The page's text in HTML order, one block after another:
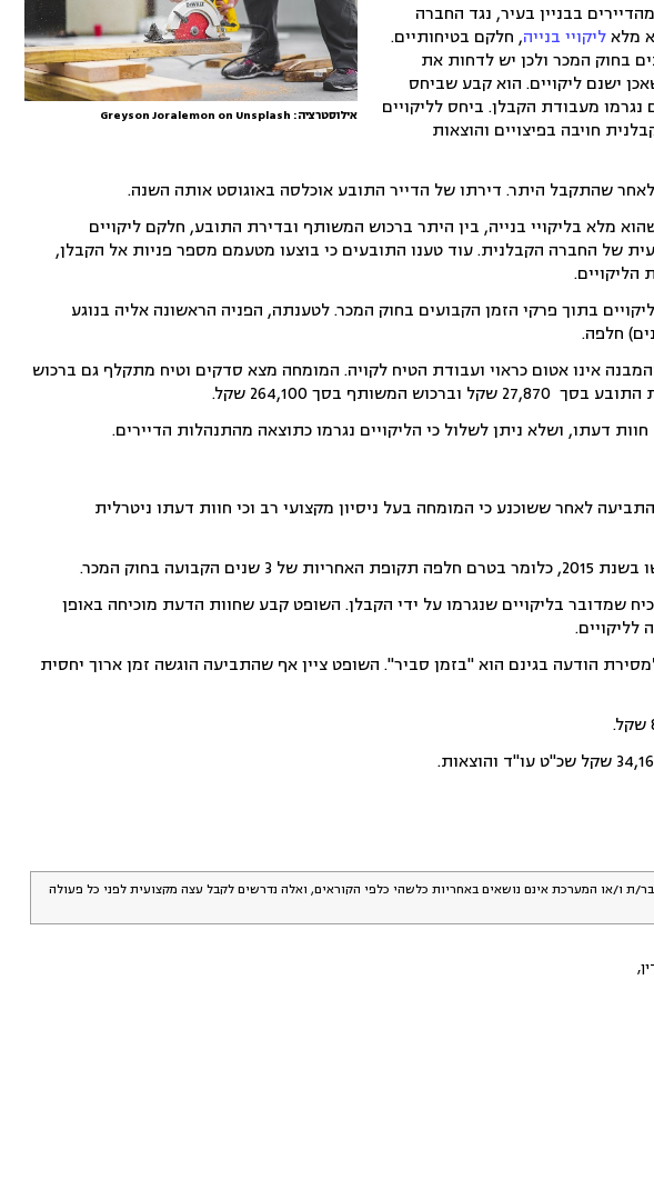
אילוסטרציה: Greyson Joralemon on Unsplash
בבניין בעיר, נגד החברה
מלאליקויי בנייה, חלקם בטיחותיים.
בחוק המכר ולכן יש לדחות את
ישנם ליקויים. הוא קבע שביחס
נגרמו מעבודת הקבלן. ביחס לליקויים
חויבה בפיצויים והוצאות
מלא בליקויי בנייה, בין היתר ברכוש המשותף ובדירת התובע, חלקם ליקויים
של החברה הקבלנית. עוד טענו התובעים כי בוצעו מטעמם מספר פניות אל הקבלן,
בתוך פרקי הזמן הקבועים בחוק המכר. לטענתה, הפניה הראשונה אליה בנוגע
אינו אטום כראוי ועבודת הטיח לקויה. המומחה מצא סדקים וטיח מתקלף גם ברכוש
בסך 264,100 שקל.
דעתו, ושלא ניתן לשלול כי הליקויים נגרמו כתוצאה מהתנהלות הדיירים.
לאחר ששוכנע כי המומחה בעל ניסיון מקצועי רב וכי חוות דעתו ניטרלית
בחוק המכר.
שמדובר בליקויים שנגרמו על ידי הקבלן. השופט קבע שחוות הדעת מוכיחה באופן
לליקויים.
הודעה בגינם הוא "בזמן סביר". השופט ציין אף שהתביעה הוגשה זמן ארוך יחסית
ת ו/או המערכת אינם נושאים באחריות כלשהי כלפי הקוראים, ואלה נדרשים לקבל עצה מקצועית לפני כל פעולה